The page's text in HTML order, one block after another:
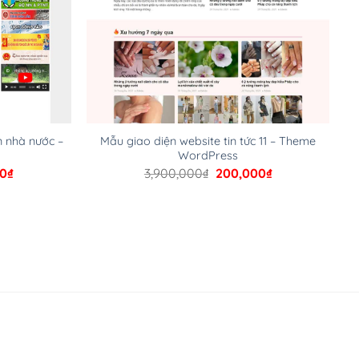
nhà nước –
₫Giá
Mẫu giao diện website tin tức 11 – Theme
WordPress
3,900,000₫ Giá
200,000₫Giá